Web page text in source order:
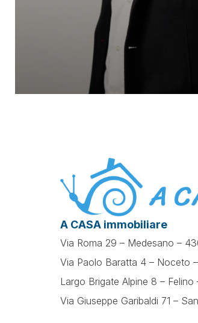
A CASA immobiliare
Via Roma 29 – Medesano –
Via Paolo Baratta 4 – Noceto
Largo Brigate Alpine 8 – Felino
Via Giuseppe Garibaldi 71 –